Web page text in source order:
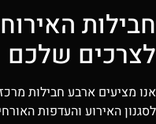
חבילות
לצרכים שלכם
אנו מציעים ארבע חבילות
לסגנון האירוע והעדפות